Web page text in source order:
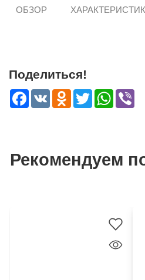
ОБЗОР
Поделиться!
Facebook
VK Odnoklassniki
Twitter
Рекомендуем